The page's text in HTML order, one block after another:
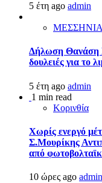
5 έτη ago admin
ΜΕΣΣΗΝΙΑ
Δήλωση Θανάση
δουλειές για το
5 έτη ago admin
1 min read
Κορινθία
Χωρίς ενεργό
Σ.Μουρίκης
από
10 ώρες ago admin